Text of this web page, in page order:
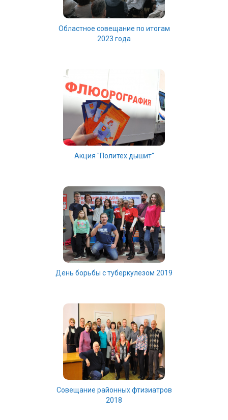
Областное совещание по итогам
2023 года
Акция "Политех дышит"
День борьбы с туберкулезом 2019
Совещание районных фтизиатров
2018